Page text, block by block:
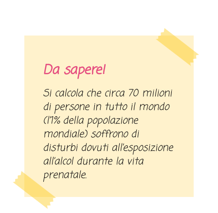
Da sapere!
Si calcola che circa 70 milioni
di persone in tutto il mondo
(l’1% della popolazione
mondiale) soffrono di
disturbi dovuti all’esposizione
all’alcol durante la vita
prenatale.